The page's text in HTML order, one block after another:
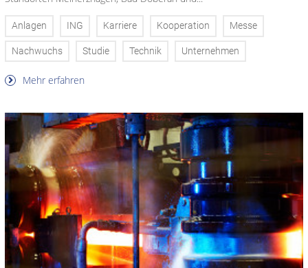
Anlagen ING Karriere Kooperation Messe
Nachwuchs Studie Technik Unternehmen
Mehr erfahren